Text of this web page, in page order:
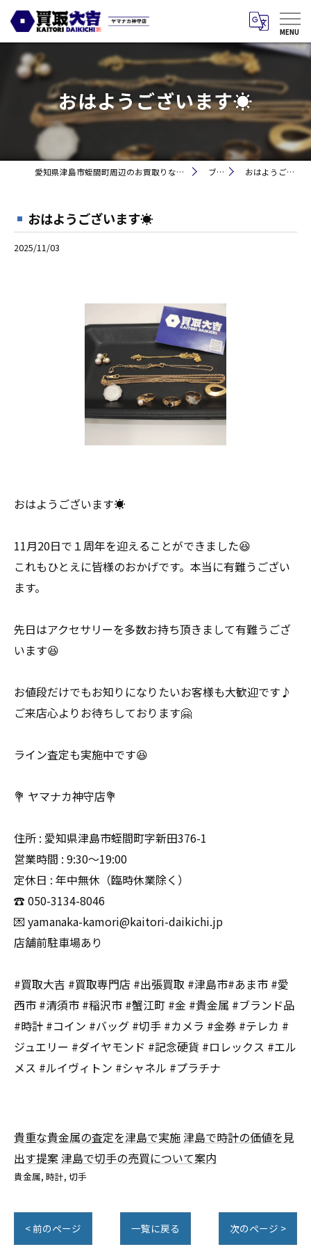
おはようございます☀
愛知県津島市蛭間町周辺のお買取りなら買取大吉 ヤマナカ神守店 ブログ おはようございます☀
おはようございます☀
2025/11/03
おはようございます☀
11月20日で１周年を迎えることができました😆
これもひとえに皆様のおかげです。本当に有難うござい
ます。
先日はアクセサリーを多数お持ち頂きまして有難うござ
います😆
お値段だけでもお知りになりたいお客様も大歓迎です♪
ご来店心よりお待ちしております🤗
ライン査定も実施中です😆
💐 ヤマナカ神守店💐
住所 : 愛知県津島市蛭間町字新田376-1
営業時間 : 9:30〜19:00
定休日 : 年中無休（臨時休業除く）
☎️ 050-3134-8046
💌 yamanaka-kamori@kaitori-daikichi.jp
店舗前駐車場あり
#買取大吉 #買取専門店 #出張買取 #津島市#あま市 #愛
西市 #清須市 #稲沢市 #蟹江町 #金 #貴金属 #ブランド品
#時計 #コイン #バッグ #切手 #カメラ #金券 #テレカ #
ジュエリー #ダイヤモンド #記念硬貨 #ロレックス #エル
メス #ルイヴィトン #シャネル #プラチナ
貴重な貴金属の査定を津島で実施 津島で時計の価値を見
出す提案 津島で切手の売買について案内
貴金属 時計 切手
< 前のページ 一覧に戻る 次のページ >